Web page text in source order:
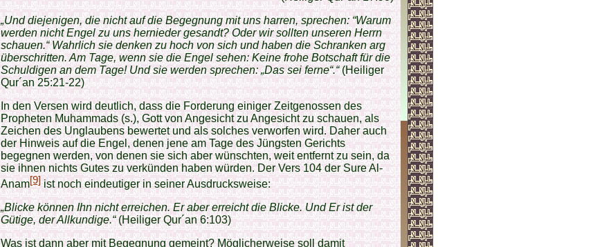
„Und diejenigen, die nicht auf die Begegnung mit uns harren, sprechen: “Warum
werden nicht Engel zu uns hernieder gesandt? Oder wir sollten unseren Herrn
schauen.“ Wahrlich sie denken zu hoch von sich und haben die Schranken arg
überschritten. Am Tage, wenn sie die Engel sehen: Keine frohe Botschaft für die
Schuldigen an dem Tage! Und sie werden sprechen: „Das sei ferne“.“(Heiliger
Qur´an 25:21-22)
In den Versen wird deutlich, dass die Forderung einiger Zeitgenossen des
Propheten Muhammads (s.), Gott von Angesicht zu Angesicht zu schauen, als
Zeichen des Unglaubens bewertet und als solches verworfen wird. Daher auch
der Hinweis auf die Engel, denen jene am Tage des Jüngsten Gerichts
begegnen werden, von denen sie sich aber wünschten, weit entfernt zu sein, da
sie ihnen nichts Gutes zu verkünden haben würden. Der Vers 104 der Sure Al-
Anam[9]ist noch eindeutiger in seiner Ausdrucksweise:
„Blicke können Ihn nicht erreichen. Er aber erreicht die Blicke. Und Er ist der
Gütige, der Allkundige.“(Heiliger Qur´an 6:103)
Was ist dann aber mit Begegnung gemeint? Möglicherweise soll damit